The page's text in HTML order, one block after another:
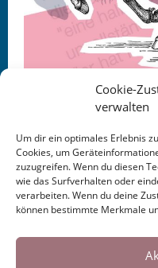
Cookies helfen uns
unserer Inhalte und
Cookie-
verwalten
Um dir ein optimales Erlebnis
Cookies, um
zuzugreifen. Wenn du diesen
wie das Surfverhalten oder
verarbeiten. Wenn du deine
können bestimmte Merkmale
This entry was
Frankfurter